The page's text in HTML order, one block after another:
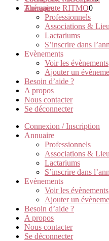
Thérapeute RITMO0
Annuaire
Professionnels
Associations &
Lactariums
S’inscrire dans
Evènements
Voir les évènements
Ajouter un
Besoin d’aide ?
A propos
Nous contacter
Se déconnecter
Connexion / Inscription
Annuaire
Professionnels
Associations &
Lactariums
S’inscrire dans
Evènements
Voir les évènements
Ajouter un
Besoin d’aide ?
A propos
Nous contacter
Se déconnecter